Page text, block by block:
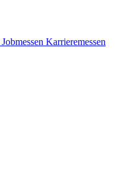
Jobmessen Karrieremessen